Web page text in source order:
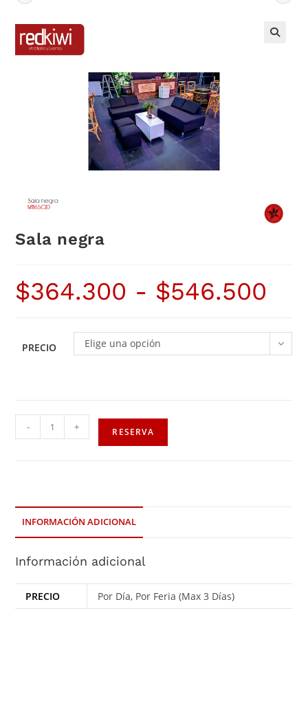
Sala negra
$364.300 - $546.500
PRECIO Elige una opción
- + RESERVA
INFORMACIÓN ADICIONAL
Información adicional
PRECIO Por Día, Por Feria (Max 3 Días)